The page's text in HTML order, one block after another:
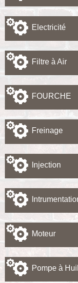
Electricité
Filtre à Air
FOURCHE
Freinage
Injection
Moteur
Pompe à